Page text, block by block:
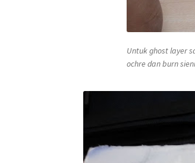
Untukghost layer
ochredanburn